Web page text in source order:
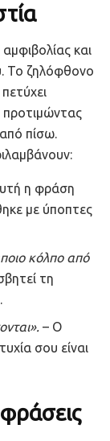
και
Το ζηλόφθονο
προτιμώντας
πίσω.
η φράση
με ύποπτες
κόλπο από
τη
– Ο
σου είναι